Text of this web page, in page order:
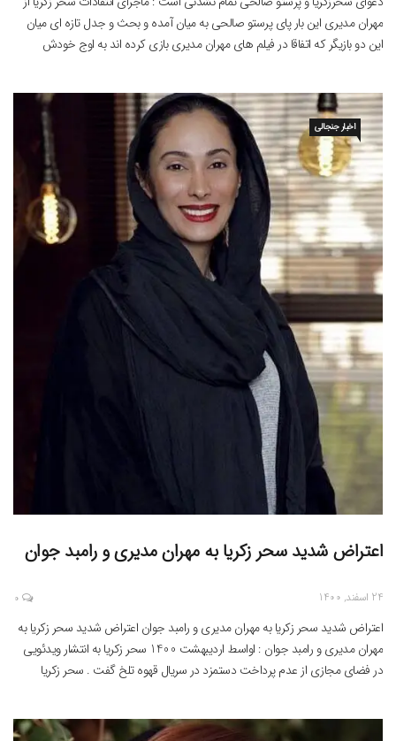
مهران مدیری این بار پای پرستو صالحی به میان آمده و بحث و جدل تازه ای میان
این دو بازیگر که اتفاقا در فیلم های مهران مدیری بازی کرده اند به اوج خودش
اخبار جنجالی
اعتراض شدید سحر زکریا به مهران مدیری و رامبد جوان
24 اسفند, 1400 0
اعتراض شدید سحر زکریا به مهران مدیری و رامبد جوان اعتراض شدید سحر زکریا به
مهران مدیری و رامبد جوان : اواسط اردیبهشت 1400 سحر زکریا به انتشار ویدئویی
در فضای مجازی از عدم پرداخت دستمزد در سریال قهوه تلخ گفت . سحر زکریا